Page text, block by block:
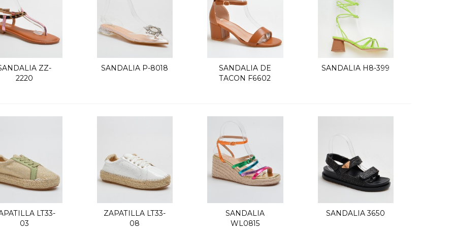
Vista rápida
ZZ-
2220
Vista rápida
SANDALIA P-8018 Vista rápida
SANDALIA DE
TACON F6602
Vista rápida
SANDALIA H8-399
Vista rápida
LT33-
03
Vista rápida
ZAPATILLA LT33-
08
Vista rápida
SANDALIA
WL0815
Vista rápida
SANDALIA 3650